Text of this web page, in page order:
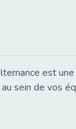
est
sein de vos